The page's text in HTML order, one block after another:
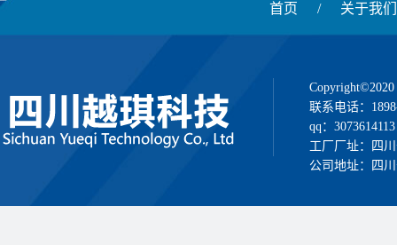
首页 / 关于我们
联系电话：
qq：3073614113
工厂厂址：四
公司地址：四